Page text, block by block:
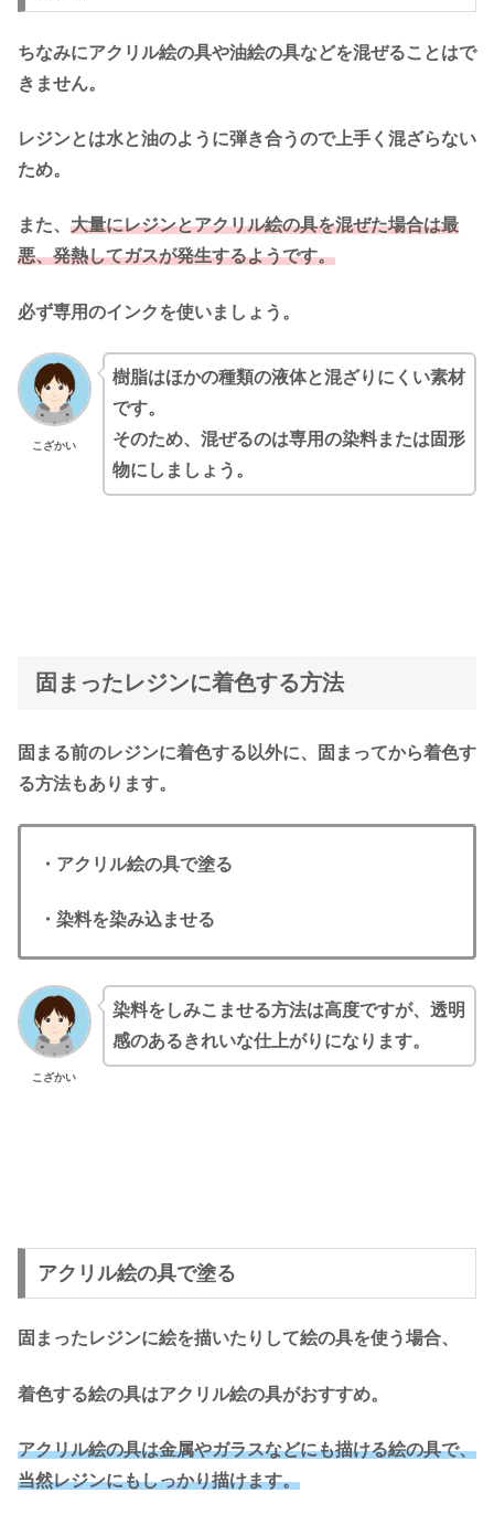
ちなみにアクリル絵の具や油絵の具などを混ぜることはで
きません。
レジンとは水と油のように弾き合うので上手く混ざらない
ため。
また、 大量にレジンとアクリル絵の具を混ぜた場合は最
悪、発熱してガスが発生するようです。
必ず専用のインクを使いましょう。
こざかい
樹脂はほかの種類の液体と混ざりにくい素材
です。
そのため、混ぜるのは専用の染料または固形
物にしましょう。
固まったレジンに着色する方法
固まる前のレジンに着色する以外に、固まってから着色す
る方法もあります。
・アクリル絵の具で塗る
・染料を染み込ませる
こざかい
染料をしみこませる方法は高度ですが、透明
感のあるきれいな仕上がりになります。
アクリル絵の具で塗る
固まったレジンに絵を描いたりして絵の具を使う場合、
着色する絵の具はアクリル絵の具がおすすめ。
アクリル絵の具は金属やガラスなどにも描ける絵の具で、
当然レジンにもしっかり描けます。